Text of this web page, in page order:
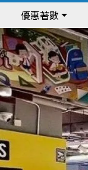
優惠著數